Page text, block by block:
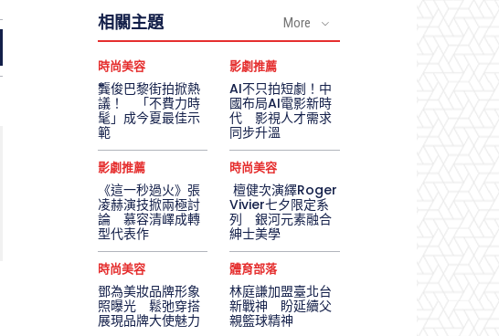
相關主題 More
時尚美容
龔俊巴黎街拍掀熱
議！ 「不費力時
髦」成今夏最佳示
範
影劇推薦
AI不只拍短劇！中
國布局AI電影新時
代 影視人才需求
同步升溫
影劇推薦
《這一秒過火》張
凌赫演技掀兩極討
論 慕容清嶧成轉
型代表作
時尚美容
檀健次演繹Roger
Vivier七夕限定系
列 銀河元素融合
紳士美學
時尚美容
鄧為美妝品牌形象
照曝光 鬆弛穿搭
展現品牌大使魅力
體育部落
林庭謙加盟臺北台
新戰神 盼延續父
親籃球精神